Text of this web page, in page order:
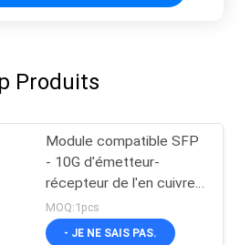
Produits
Module compatible SFP
- 10G d'émetteur-
récepteur de l'en cuivre
SFP+ de Cisco -
connecteur de T RJ45
MOQ:1pcs
- JE NE SAIS PAS.